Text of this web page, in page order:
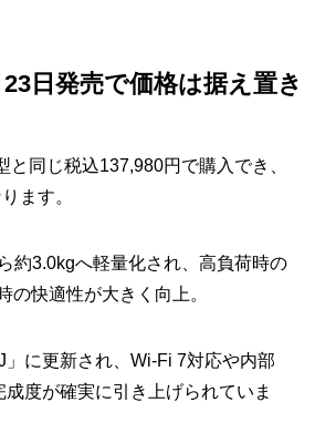
日発売で価格は据え置き
同じ税込137,980円で購入でき、
ます。
約3.0kgへ軽量化され、高負荷時の
快適性が大きく向上。
に更新され、Wi-Fi 7対応や内部
度が確実に引き上げられていま